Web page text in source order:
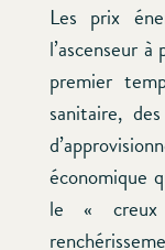
Les prix
l’ascenseur
premier
sanitaire,
économique
le «